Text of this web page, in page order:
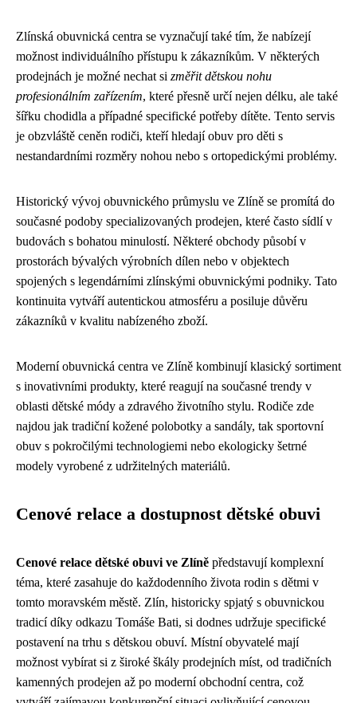
Zlínská obuvnická centra se vyznačují také tím, že nabízejí
možnost individuálního přístupu k zákazníkům. V některých
prodejnách je možné nechat si změřit dětskou nohu
profesionálním zařízením, které přesně určí nejen délku, ale také
šířku chodidla a případné specifické potřeby dítěte. Tento servis
je obzvláště ceněn rodiči, kteří hledají obuv pro děti s
nestandardními rozměry nohou nebo s ortopedickými problémy.
Historický vývoj obuvnického průmyslu ve Zlíně se promítá do
současné podoby specializovaných prodejen, které často sídlí v
budovách s bohatou minulostí. Některé obchody působí v
prostorách bývalých výrobních dílen nebo v objektech
spojených s legendárními zlínskými obuvnickými podniky. Tato
kontinuita vytváří autentickou atmosféru a posiluje důvěru
zákazníků v kvalitu nabízeného zboží.
Moderní obuvnická centra ve Zlíně kombinují klasický sortiment
s inovativními produkty, které reagují na současné trendy v
oblasti dětské módy a zdravého životního stylu. Rodiče zde
najdou jak tradiční kožené polobotky a sandály, tak sportovní
obuv s pokročilými technologiemi nebo ekologicky šetrné
modely vyrobené z udržitelných materiálů.
Cenové relace a dostupnost dětské obuvi
Cenové relace dětské obuvi ve Zlíně představují komplexní
téma, které zasahuje do každodenního života rodin s dětmi v
tomto moravském městě. Zlín, historicky spjatý s obuvnickou
tradicí díky odkazu Tomáše Bati, si dodnes udržuje specifické
postavení na trhu s dětskou obuví. Místní obyvatelé mají
možnost vybírat si z široké škály prodejních míst, od tradičních
kamenných prodejen až po moderní obchodní centra, což